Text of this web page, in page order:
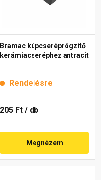
Bramac kúpcseréprögzítő
kerámiacseréphez antracit
Rendelésre
205 Ft / db
Megnézem